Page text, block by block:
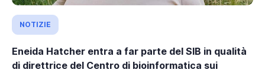
NOTIZIE
Eneida Hatcher entra a far parte del SIB in qualità
di direttrice del Centro di bioinformatica sui